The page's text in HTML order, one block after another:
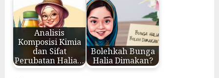
Analisis
Komposisi Kimia
dan Sifat
Perubatan Halia…
Bolehkah Bunga
Halia Dimakan?